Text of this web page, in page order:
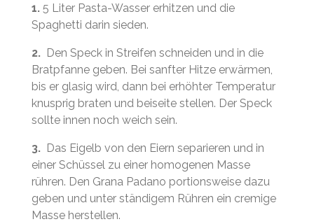
1.5 Liter Pasta-Wasser erhitzen und die
Spaghetti darin sieden.
2. Den Speck in Streifen schneiden und in die
Bratpfanne geben. Bei sanfter Hitze erwärmen,
bis er glasig wird, dann bei erhöhter Temperatur
knusprig braten und beiseite stellen. Der Speck
sollte innen noch weich sein.
3.Das Eigelb von den Eiern separieren und in
einer Schüssel zu einer homogenen Masse
rühren. Den Grana Padano portionsweise dazu
geben und unter ständigem Rühren ein cremige
Masse herstellen.